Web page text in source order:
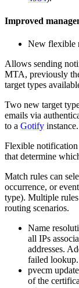
Improved
New flexible
Allows sending
MTA, previously
target types
Two new target
emails via
to a Gotify instance.
Flexible notification
that determine
Match rules can
occurrence, or
type). Multiple
routing scenarios.
Name
all IPs
addresses.
failed lookup.
pvecm
of the